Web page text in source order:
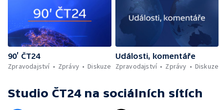
90’ ČT24
Zpravodajství
Zprávy Diskuze
Události, komentáře
Zpravodajství
Zprávy Diskuze
Studio ČT24 na sociálních sítích